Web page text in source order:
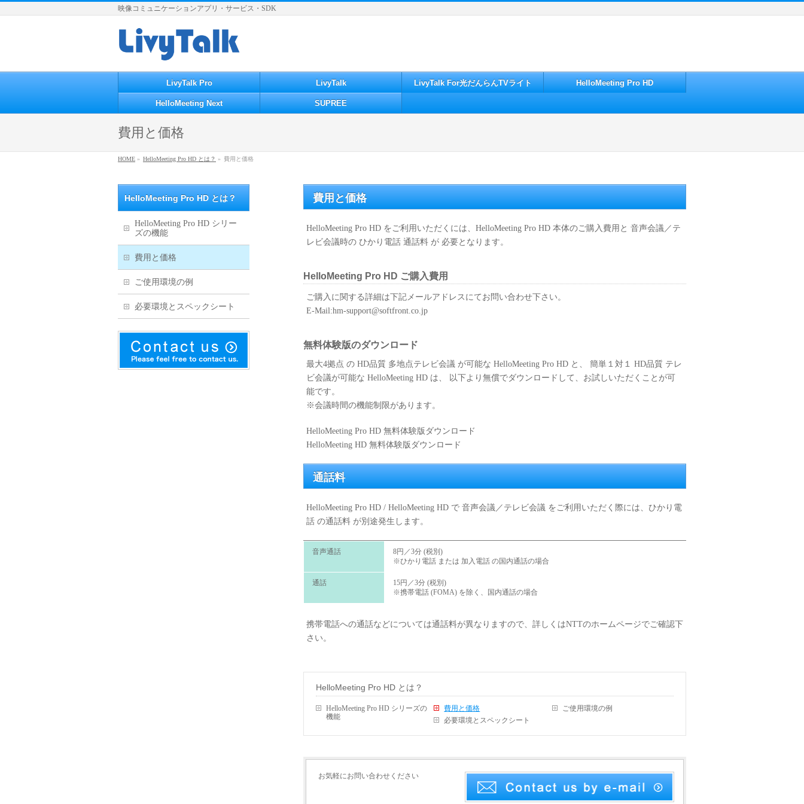
映像コミュニケーションアプリ・サービス・SDK
LivyTalk Pro LivyTalk LivyTalk For光だんらんTVライト HelloMeeting Pro HD
HelloMeeting Next SUPREE
費用と価格
HOME » HelloMeeting Pro HD とは？ » 費用と価格
費用と価格
HelloMeeting Pro HD をご利用いただくには、HelloMeeting Pro HD 本体のご購入費用と 音声会議／テ
レビ会議時の ひかり電話 通話料 が 必要となります。
HelloMeeting Pro HD ご購入費用
ご購入に関する詳細は下記メールアドレスにてお問い合わせ下さい。
E-Mail:hm-support@softfront.co.jp
無料体験版のダウンロード
最大4拠点 の HD品質 多地点テレビ会議 が可能な HelloMeeting Pro HD と、 簡単１対１ HD品質 テレ
ビ会議が可能な HelloMeeting HD は、 以下より無償でダウンロードして、お試しいただくことが可
能です。
※会議時間の機能制限があります。
HelloMeeting Pro HD 無料体験版ダウンロード
HelloMeeting HD 無料体験版ダウンロード
通話料
HelloMeeting Pro HD / HelloMeeting HD で 音声会議／テレビ会議 をご利用いただく際には、ひかり電
話 の通話料 が別途発生します。
音声通話
8円／3分 (税別)
※ひかり電話 または 加入電話 の国内通話の場合
通話
15円／3分 (税別)
※携帯電話 (FOMA) を除く、国内通話の場合
携帯電話への通話などについては通話料が異なりますので、詳しくはNTTのホームページでご確認下
さい。
HelloMeeting Pro HD とは？
HelloMeeting Pro HD シリーズの
機能
費用と価格
ご使用環境の例
必要環境とスペックシート
お気軽にお問い合わせください
HelloMeeting Pro HD とは？
HelloMeeting Pro HD シリー
ズの機能
費用と価格
ご使用環境の例
必要環境とスペックシート